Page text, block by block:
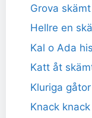
Grova skämt
Hellre en
Kal o Ada
Katt åt
Kluriga gåtor
Knack